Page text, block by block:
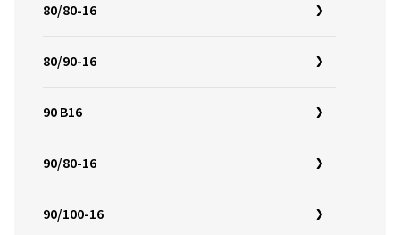
80/80-16
80/90-16
90 B16
90/80-16
90/100-16